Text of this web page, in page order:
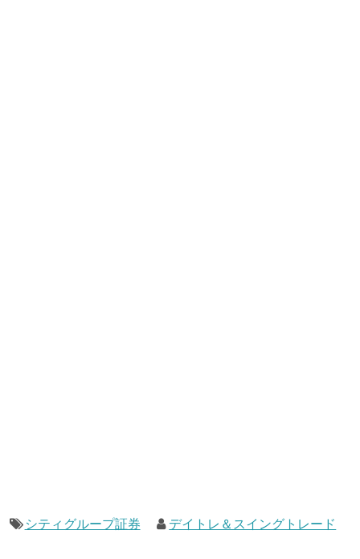
シティグループ証券 デイトレ＆スイングトレード